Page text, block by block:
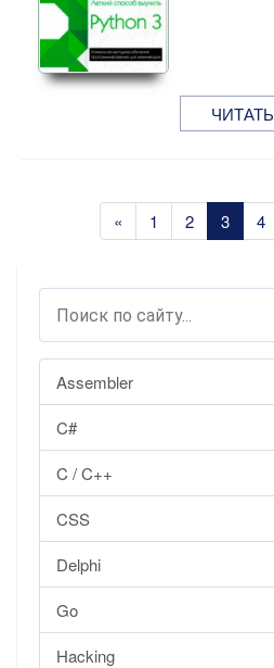
Assembler
C#
C / C++
CSS
Delphi
Go
Hacking
ЧИТАТЬ
« 1 2 3 4